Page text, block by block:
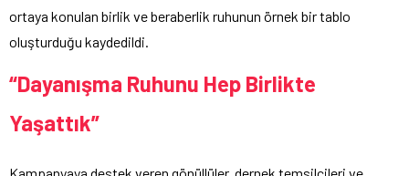
ortaya konulan birlik ve beraberlik ruhunun örnek bir tablo
oluşturduğu kaydedildi.
“Dayanışma Ruhunu Hep Birlikte
Yaşattık”